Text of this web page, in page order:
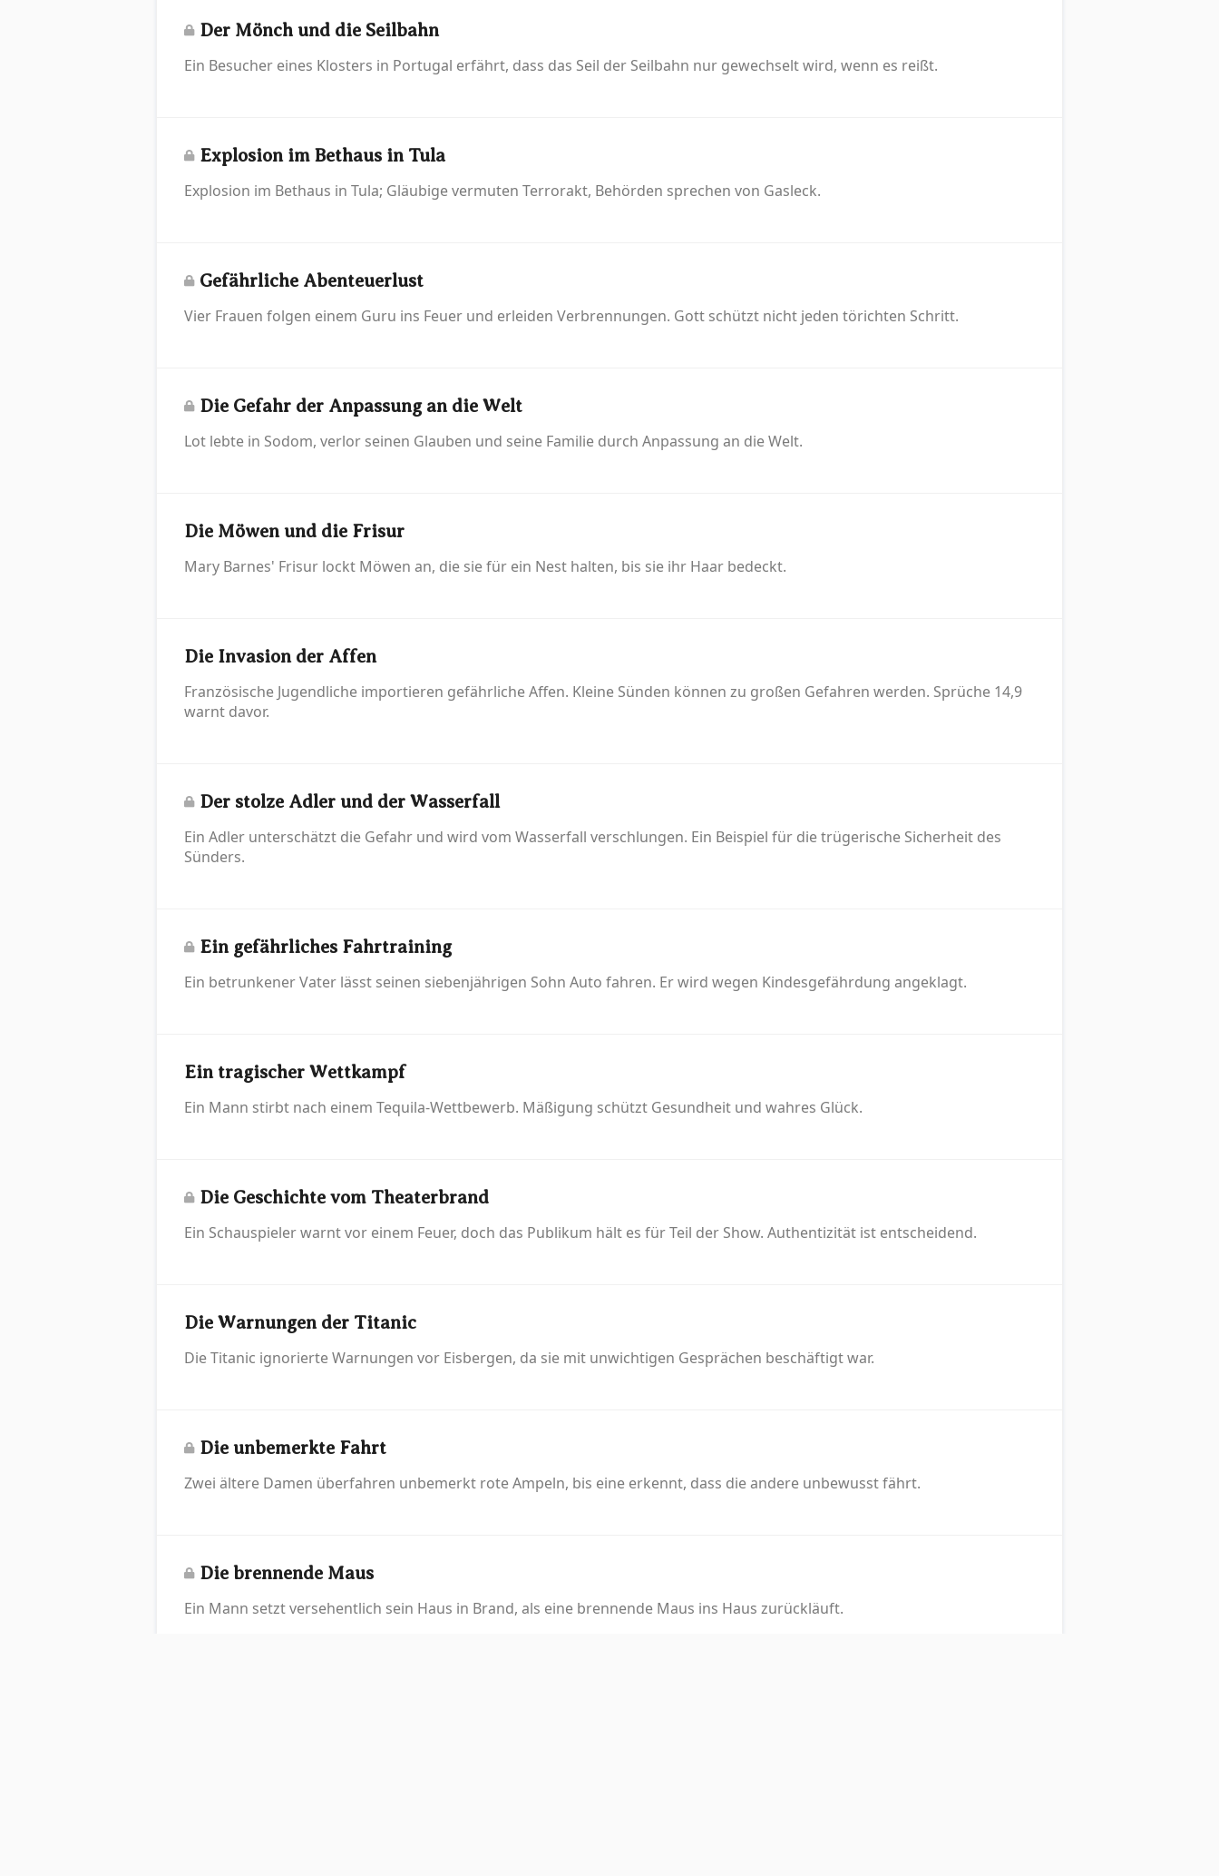
Der Mönch und die Seilbahn
Ein Besucher eines Klosters in Portugal erfährt, dass das Seil der Seilbahn nur gewechselt wird, wenn es reißt.
Explosion im Bethaus in Tula
Explosion im Bethaus in Tula; Gläubige vermuten Terrorakt, Behörden sprechen von Gasleck.
Gefährliche Abenteuerlust
Vier Frauen folgen einem Guru ins Feuer und erleiden Verbrennungen. Gott schützt nicht jeden törichten Schritt.
Die Gefahr der Anpassung an die Welt
Lot lebte in Sodom, verlor seinen Glauben und seine Familie durch Anpassung an die Welt.
Die Möwen und die Frisur
Mary Barnes' Frisur lockt Möwen an, die sie für ein Nest halten, bis sie ihr Haar bedeckt.
Die Invasion der Affen
Französische Jugendliche importieren gefährliche Affen. Kleine Sünden können zu großen Gefahren werden. Sprüche 14,9
warnt davor.
Der stolze Adler und der Wasserfall
Ein Adler unterschätzt die Gefahr und wird vom Wasserfall verschlungen. Ein Beispiel für die trügerische Sicherheit des
Sünders.
Ein gefährliches Fahrtraining
Ein betrunkener Vater lässt seinen siebenjährigen Sohn Auto fahren. Er wird wegen Kindesgefährdung angeklagt.
Ein tragischer Wettkampf
Ein Mann stirbt nach einem Tequila-Wettbewerb. Mäßigung schützt Gesundheit und wahres Glück.
Die Geschichte vom Theaterbrand
Ein Schauspieler warnt vor einem Feuer, doch das Publikum hält es für Teil der Show. Authentizität ist entscheidend.
Die Warnungen der Titanic
Die Titanic ignorierte Warnungen vor Eisbergen, da sie mit unwichtigen Gesprächen beschäftigt war.
Die unbemerkte Fahrt
Zwei ältere Damen überfahren unbemerkt rote Ampeln, bis eine erkennt, dass die andere unbewusst fährt.
Die brennende Maus
Ein Mann setzt versehentlich sein Haus in Brand, als eine brennende Maus ins Haus zurückläuft.